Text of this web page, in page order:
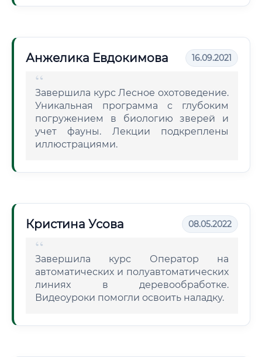
Анжелика Евдокимова 16.09.2021
Завершила курс Лесное охотоведение.
Уникальная программа с глубоким
погружением в биологию зверей и
учет фауны. Лекции подкреплены
иллюстрациями.
Кристина Усова 08.05.2022
Завершила курс Оператор на
автоматических и полуавтоматических
линиях в деревообработке.
Видеоуроки помогли освоить наладку.